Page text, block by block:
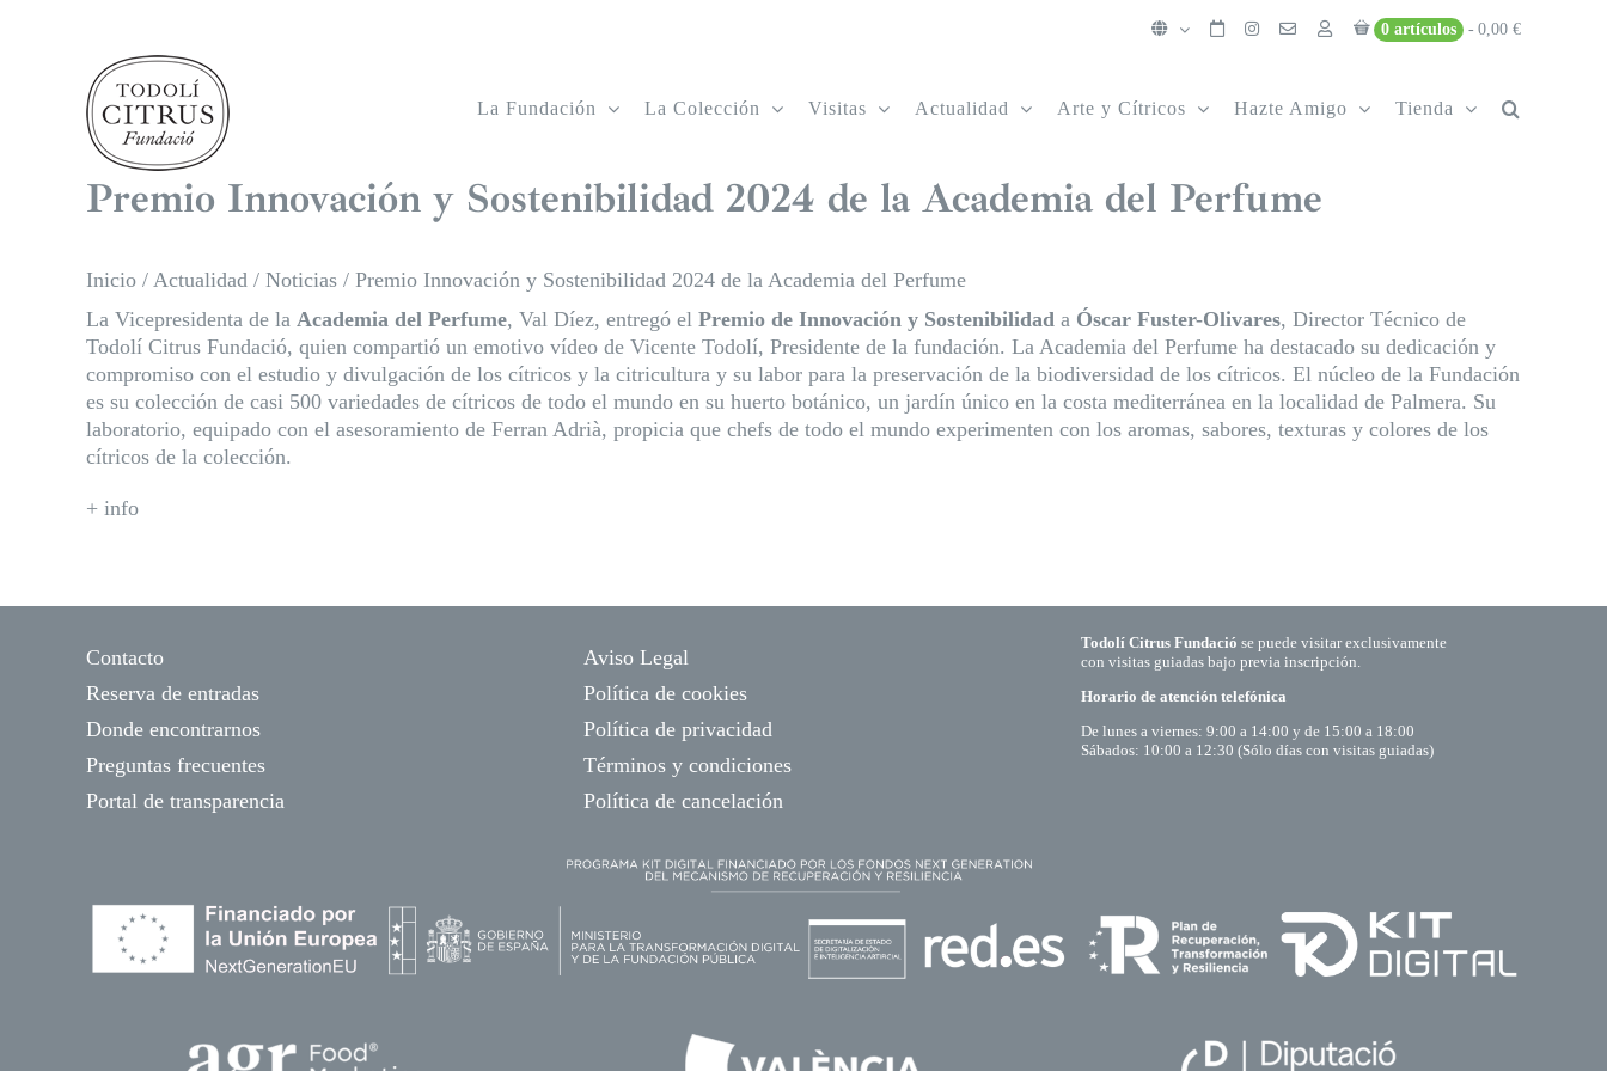
0 artículos 0,00 €
La Fundación La Colección Visitas Actualidad Arte y Cítricos Hazte Amigo Tienda
Premio Innovación y Sostenibilidad 2024 de la Academia del Perfume
Inicio / Actualidad / Noticias / Premio Innovación y Sostenibilidad 2024 de la Academia del Perfume
La Vicepresidenta de la Academia del Perfume, Val Díez, entregó el Premio de Innovación y Sostenibilidada Óscar Fuster-Olivares, Director Técnico de
Todolí Citrus Fundació, quien compartió un emotivo vídeo de Vicente Todolí, Presidente de la fundación. La Academia del Perfume ha destacado su dedicación y
compromiso con el estudio y divulgación de los cítricos y la citricultura y su labor para la preservación de la biodiversidad de los cítricos. El núcleo de la Fundación
es su colección de casi 500 variedades de cítricos de todo el mundo en su huerto botánico, un jardín único en la costa mediterránea en la localidad de Palmera. Su
laboratorio, equipado con el asesoramiento de Ferran Adrià, propicia que chefs de todo el mundo experimenten con los aromas, sabores, texturas y colores de los
cítricos de la colección.
+ info
Contacto
Reserva de entradas
Donde encontrarnos
Preguntas frecuentes
Portal de transparencia
Aviso Legal
Política de cookies
Política de privacidad
Términos y condiciones
Política de cancelación
Todolí Citrus Fundació se puede visitar exclusivamente
con visitas guiadas bajo previa inscripción.
Horario de atención telefónica
De lunes a viernes: 9:00 a 14:00 y de 15:00 a 18:00
Sábados: 10:00 a 12:30 (Sólo días con visitas guiadas)